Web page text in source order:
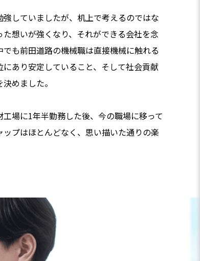
していましたが、机上で考えるのではな
想いが強くなり、それができる会社を念
も前田道路の機械職は直接機械に触れる
あり安定していること、そして社会貢献
めました。
場に1年半勤務した後、今の職場に移って
プはほとんどなく、思い描いた通りの楽